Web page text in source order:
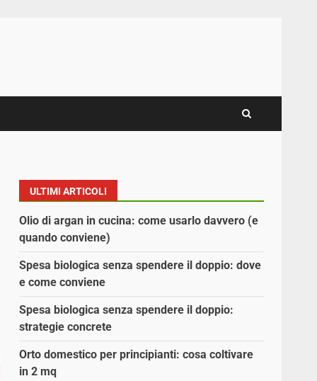
ULTIMI ARTICOLI
Olio di argan in cucina: come usarlo davvero (e
quando conviene)
Spesa biologica senza spendere il doppio: dove
e come conviene
Spesa biologica senza spendere il doppio:
strategie concrete
Orto domestico per principianti: cosa coltivare
in 2 mq